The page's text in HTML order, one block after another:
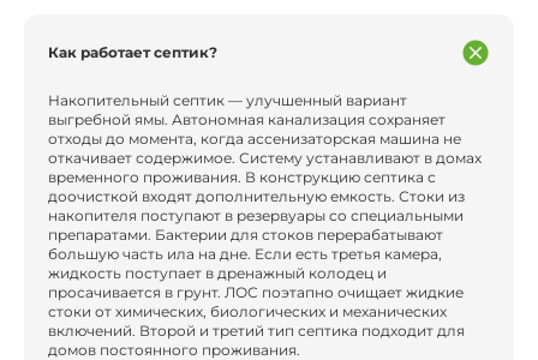
Как работает септик?
Накопительный септик — улучшенный вариант
выгребной ямы. Автономная канализация сохраняет
отходы до момента, когда ассенизаторская машина не
откачивает содержимое. Систему устанавливают в домах
временного проживания. В конструкцию септика с
доочисткой входят дополнительную емкость. Стоки из
накопителя поступают в резервуары со специальными
препаратами. Бактерии для стоков перерабатывают
большую часть ила на дне. Если есть третья камера,
жидкость поступает в дренажный колодец и
просачивается в грунт. ЛОС поэтапно очищает жидкие
стоки от химических, биологических и механических
включений. Второй и третий тип септика подходит для
домов постоянного проживания.